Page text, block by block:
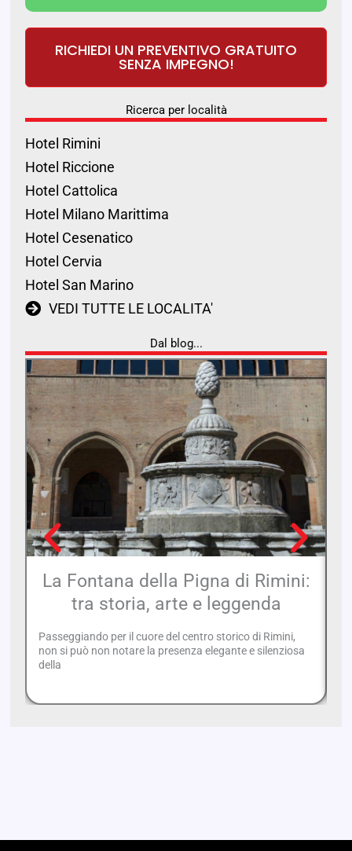
RICHIEDI UN PREVENTIVO GRATUITO
SENZA IMPEGNO!
Ricerca per località
Hotel Rimini
Hotel Riccione
Hotel Cattolica
Hotel Milano Marittima
Hotel Cesenatico
Hotel Cervia
Hotel San Marino
VEDI TUTTE LE LOCALITA'
Dal blog...
La Fontana della Pigna di Rimini:
tra storia, arte e leggenda
Passeggiando per il cuore del centro storico di Rimini,
non si può non notare la presenza elegante e silenziosa
della